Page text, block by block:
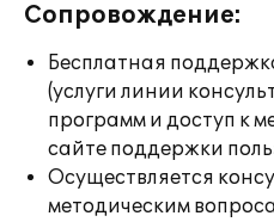
Сопровождение:
Бесплатная
(услуги линии
программ и доступ к
сайте поддержки
Осуществляется
методическим